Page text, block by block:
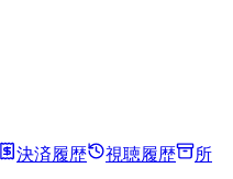
決済履歴 視聴履歴
所